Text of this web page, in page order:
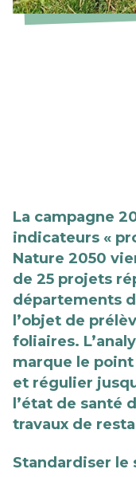
La campagne
indicateurs «
Nature 2050
de 25 projets
départements
l’objet de
foliaires.
marque le
et régulier
l’état de santé
travaux de
Standardiser le